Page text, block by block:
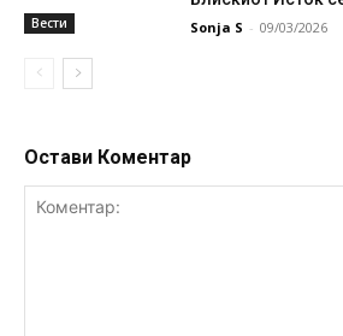
Вести Sonja S - 09/03/2026
Остави Коментар